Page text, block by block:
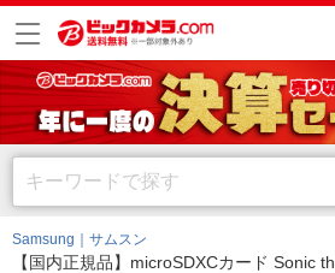
Samsung｜サムスン
【国内正規品】microSDXCカード Sonic